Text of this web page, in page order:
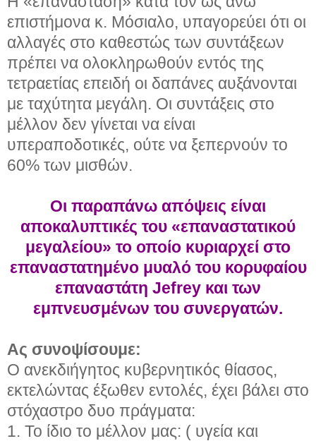
επιστήμονα κ. Μόσιαλο, υπαγορεύει ότι οι
αλλαγές στο καθεστώς των συντάξεων
πρέπει να ολοκληρωθούν εντός της
τετραετίας επειδή οι δαπάνες αυξάνονται
με ταχύτητα μεγάλη. Οι συντάξεις στο
μέλλον δεν γίνεται να είναι
υπεραποδοτικές, ούτε να ξεπερνούν το
60% των μισθών.
Οι παραπάνω απόψεις είναι
αποκαλυπτικές του «επαναστατικού
μεγαλείου» το οποίο κυριαρχεί στο
επαναστατημένο μυαλό του κορυφαίου
επαναστάτη Jefrey και των
εμπνευσμένων του συνεργατών.
Ας συνοψίσουμε:
Ο ανεκδιήγητος κυβερνητικός θίασος,
εκτελώντας έξωθεν εντολές, έχει βάλει στο
στόχαστρο δυο πράγματα:
1. Το ίδιο το μέλλον μας: ( υγεία και